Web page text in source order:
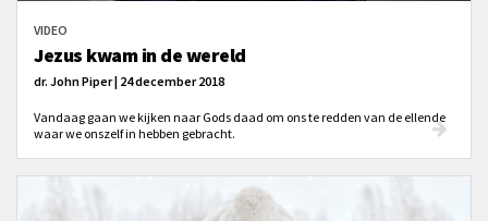
VIDEO
Jezus kwam in de wereld
dr. John Piper | 24 december 2018
Vandaag gaan we kijken naar Gods daad om ons te redden van de ellende
waar we onszelf in hebben gebracht.